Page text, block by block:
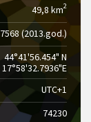
49,8 km2
7568 (2013.god.)
44°41'56.454" N
17°58'32.7936"E
UTC+1
74230